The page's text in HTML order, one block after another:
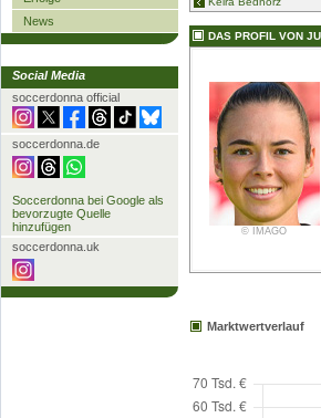
News
Social Media
soccerdonna official
soccerdonna.de
Soccerdonna bei Google als
bevorzugte Quelle
hinzufügen
soccerdonna.uk
DAS PROFIL VON
© IMAGO
Marktwertverlauf